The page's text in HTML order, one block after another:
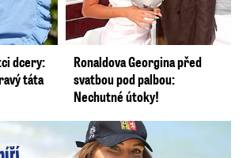
dcery:
táta
Ronaldova Georgina před
svatbou pod palbou:
Nechutné útoky!
na Primu. Překvapení pro sporťáky!